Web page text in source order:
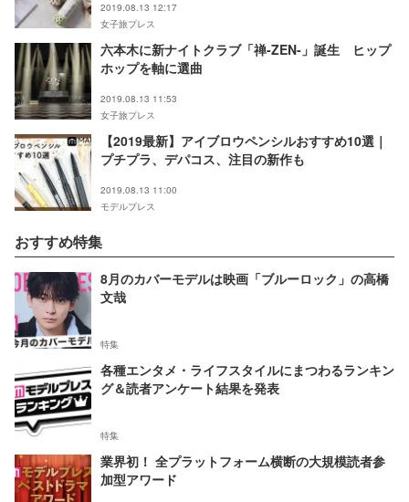
2019.08.13 12:17
女子旅プレス
六本木に新ナイトクラブ「禅-ZEN-」誕生 ヒップ
ホップを軸に選曲
2019.08.13 11:53
女子旅プレス
【2019最新】アイブロウペンシルおすすめ10選｜
プチプラ、デパコス、注目の新作も
2019.08.13 11:00
モデルプレス
おすすめ特集
8月のカバーモデルは映画「ブルーロック」の高橋
文哉
特集
各種エンタメ・ライフスタイルにまつわるランキン
グ＆読者アンケート結果を発表
特集
業界初！ 全プラットフォーム横断の大規模読者参
加型アワード